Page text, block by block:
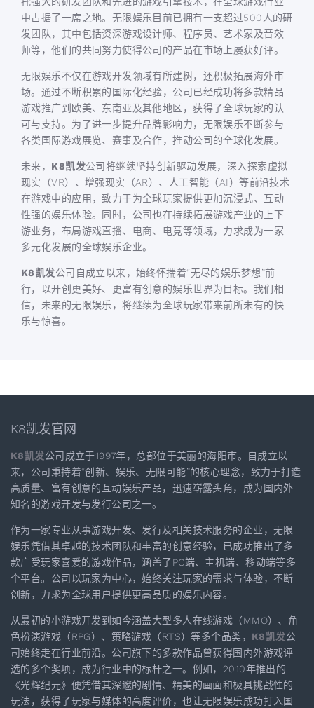
中占据了一席之地。无限娱乐目前已拥有一支超过500人的研
发团队，其中包括资深游戏设计师、程序员、艺术家及音效
师等，他们的共同努力使得公司的产品在市场上屡获好评。
无限娱乐不仅在游戏开发领域有所建树，还积极拓展海外市
场。通过不断积累的国际化经验，公司已经成功将多款精品
游戏推广到欧美、东南亚及其他地区，获得了全球玩家的认
可与支持。为了进一步提升品牌影响力，无限娱乐不断参与
各类国际游戏展览、赛事及合作，推动公司的全球化发展。
未来， K8凯发公司将继续坚持创新驱动发展，深入探索虚拟
现实（VR）、增强现实（AR）、人工智能（AI）等前沿技术
在游戏中的应用，致力于为全球玩家提供更加沉浸式、互动
性强的娱乐体验。同时，公司也在持续拓展游戏产业的上下
游业务，布局游戏直播、电商、电竞等领域，力求成为一家
多元化发展的全球娱乐企业。
K8凯发公司自成立以来，始终怀揣着“无尽的娱乐梦想”前
行，以开创更美好、更富有创意的娱乐世界为目标。我们相
信，未来的无限娱乐，将继续为全球玩家带来前所未有的快
乐与惊喜。
K8凯发官网
K8凯发公司成立于1997年，总部位于美丽的海阳市。自成立以
来，公司秉持着“创新、娱乐、无限可能”的核心理念，致力于打造
高质量、富有创意的互动娱乐产品，迅速崭露头角，成为国内外
知名的游戏开发与发行公司之一。
作为一家专业从事游戏开发、发行及相关技术服务的企业，无限
娱乐凭借其卓越的技术团队和丰富的创意经验，已成功推出了多
款广受玩家喜爱的游戏作品，涵盖了PC端、主机端、移动端等多
个平台。公司以玩家为中心，始终关注玩家的需求与体验，不断
创新，力求为全球用户提供更高品质的娱乐内容。
从最初的小游戏开发到如今涵盖大型多人在线游戏（MMO）、角
色扮演游戏（RPG）、策略游戏（RTS）等多个品类， K8凯发公
司始终走在行业前沿。公司旗下的多款作品曾获得国内外游戏评
选的多个奖项，成为行业中的标杆之一。例如，2010年推出的
《光辉纪元》便凭借其深邃的剧情、精美的画面和极具挑战性的
玩法，获得了玩家与媒体的高度评价，也让无限娱乐成功打入国